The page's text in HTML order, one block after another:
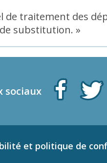
traitement des
substitution. »
sociaux
et politique de